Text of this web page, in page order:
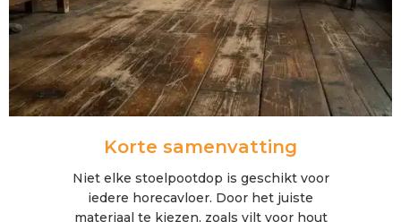
Korte samenvatting
Niet elke stoelpootdop is geschikt voor
iedere horecavloer. Door het juiste
materiaal te kiezen, zoals vilt voor hout